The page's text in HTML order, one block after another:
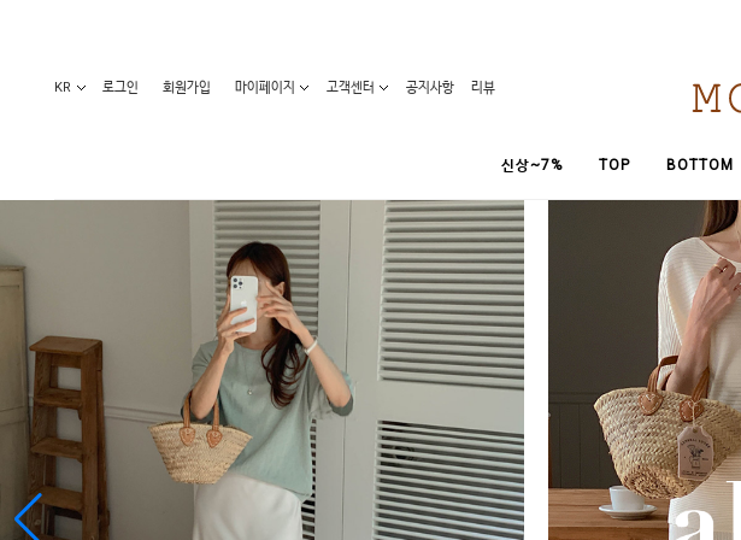
KR 로그인 회원가입 마이페이지 고객센터 공지사항 리뷰
신상~7% TOP BOTTOM
오늘발송
세일50-80%
임산부화장품
원피스
블라우스/니트
티/나시
아우터
임산부하의
레깅스/스타킹
수유복
코디아이템
특가상품
홈웨어
요가복
수영복
언더웨어
앱특가